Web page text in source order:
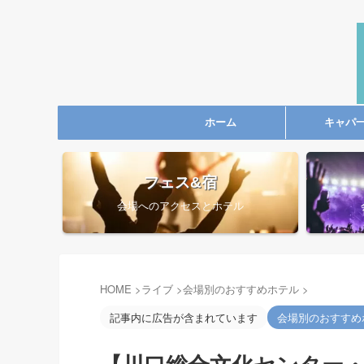
ホーム キャパ
フェス&宿
会場へのアクセスとホテル
HOME >ライブ >会場別のおすすめホテル >
記事内に広告が含まれています
会場別のおすす